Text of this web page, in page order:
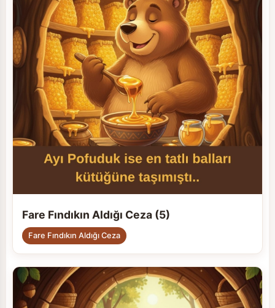
Fare Fındıkın Aldığı Ceza (5)
Fare Fındıkın Aldığı Ceza